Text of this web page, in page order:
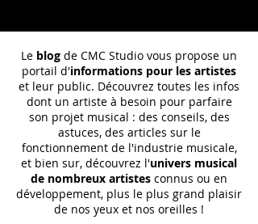
Le blog de CMC Studio vous propose un
portail d'informations pour les artistes
et leur public. Découvrez toutes les infos
dont un artiste à besoin pour parfaire
son projet musical : des conseils, des
astuces, des articles sur le
fonctionnement de l'industrie musicale,
et bien sur, découvrez l'univers musical
de nombreux artistes connus ou en
développement, plus le plus grand plaisir
de nos yeux et nos oreilles !